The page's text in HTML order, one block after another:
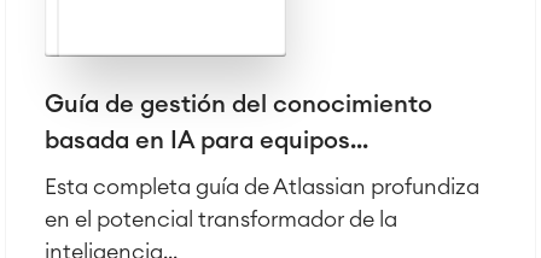
Guía de gestión del conocimiento
basada en IA para equipos...
Esta completa guía de Atlassian profundiza
en el potencial transformador de la
inteligencia...